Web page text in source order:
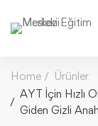
Home
Ürünler
AYT İçin Hızlı
Giden Gizli